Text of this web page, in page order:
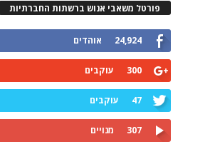
פורטל משאבי אנוש ברשתות החברתיות
24,924 אוהדים
300 עוקבים
47 עוקבים
307 מנויים